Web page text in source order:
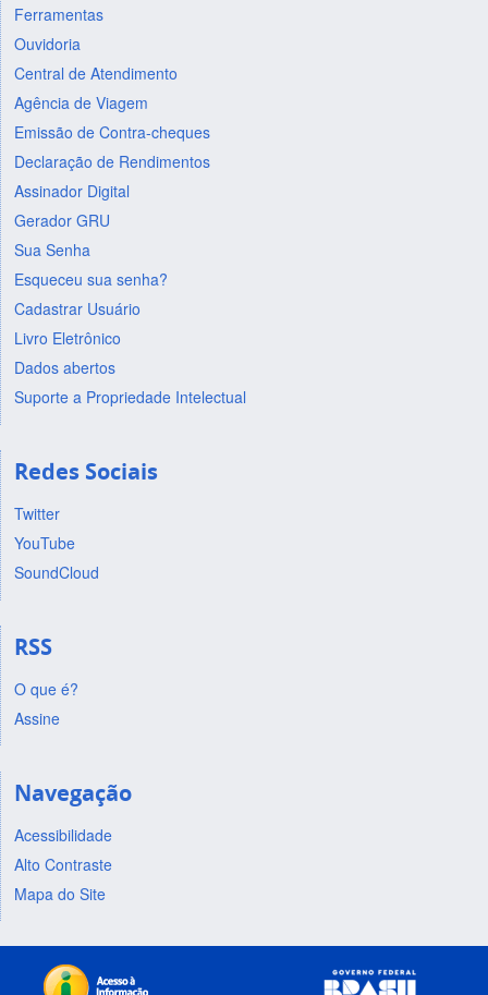
Ferramentas
Ouvidoria
Central de Atendimento
Agência de Viagem
Emissão de Contra-cheques
Declaração de Rendimentos
Assinador Digital
Gerador GRU
Sua Senha
Esqueceu sua senha?
Cadastrar Usuário
Livro Eletrônico
Dados abertos
Suporte a Propriedade Intelectual
Redes Sociais
Twitter
YouTube
SoundCloud
RSS
O que é?
Assine
Navegação
Acessibilidade
Alto Contraste
Mapa do Site